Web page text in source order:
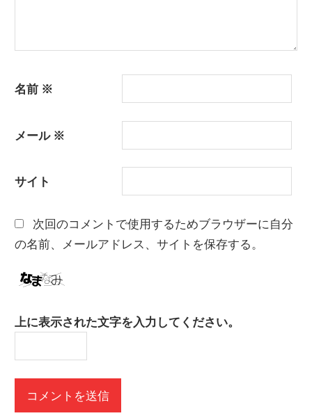
名前 ※
メール ※
サイト
次回のコメントで使用するためブラウザーに自分
の名前、メールアドレス、サイトを保存する。
上に表示された文字を入力してください。